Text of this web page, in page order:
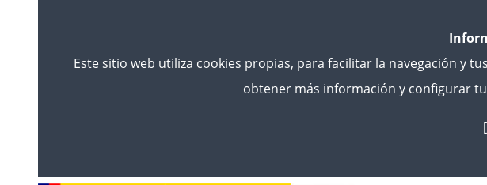
Este sitio web utiliza cookies propias, para facilitar la navegación y
obtener más información y configurar